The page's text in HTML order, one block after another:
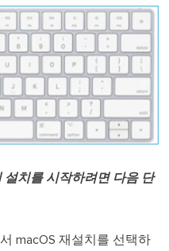
설치를 시작하려면 다음 단
macOS 재설치를 선택하